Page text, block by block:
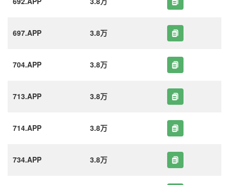
697.APP 3.8万
704.APP 3.8万
713.APP 3.8万
714.APP 3.8万
734.APP 3.8万